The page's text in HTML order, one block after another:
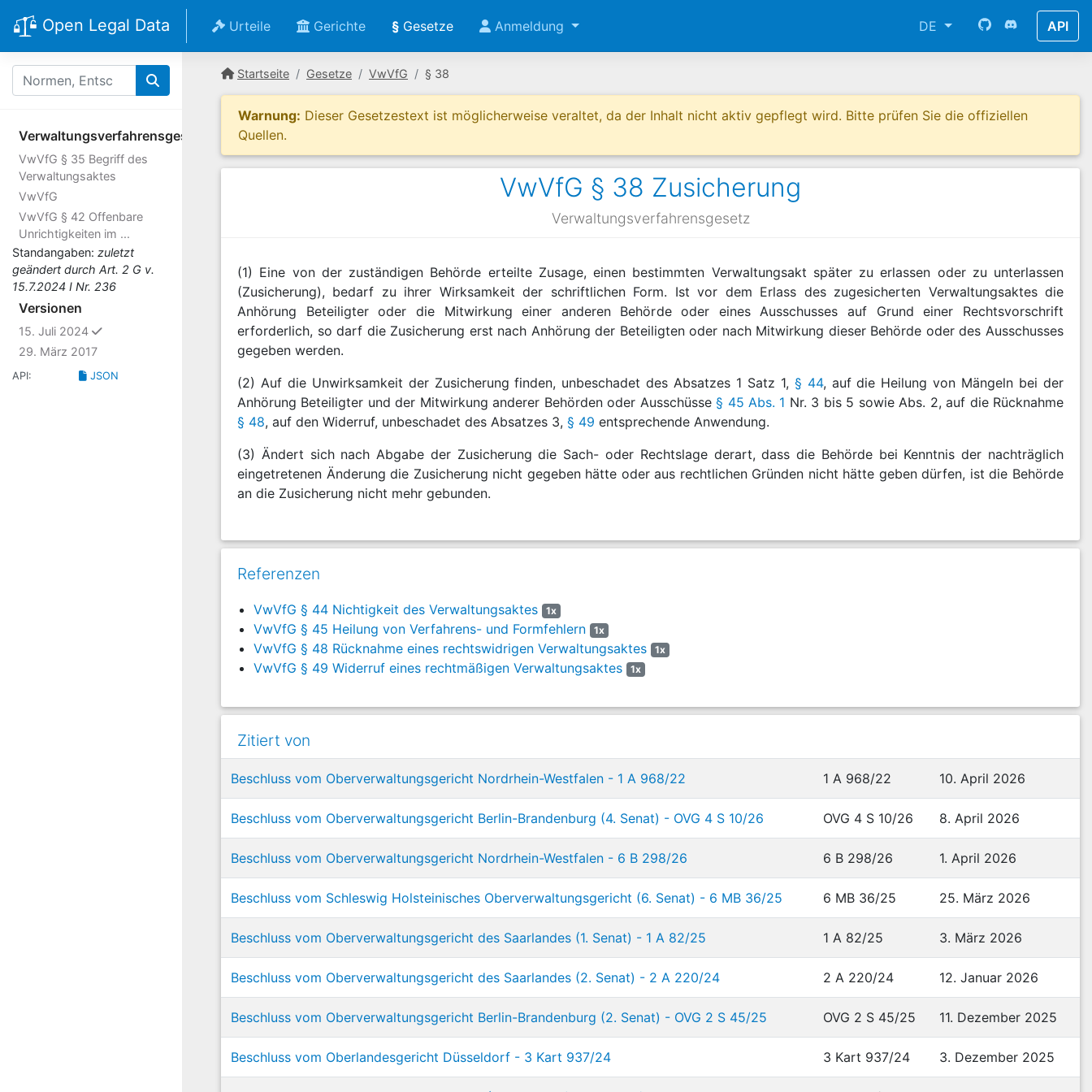
Open Legal Data Urteile Gerichte § Gesetze Anmeldung DE API
Verwaltungsverfahrensgesetz
VwVfG § 35 Begriff des
Verwaltungsaktes
VwVfG
VwVfG § 42 Offenbare
Unrichtigkeiten im ...
Standangaben: zuletzt
geändert durch Art. 2 G v.
15.7.2024 I Nr. 236
Versionen
15. Juli 2024
ausgewählt
29. März 2017
API: JSON
Startseite Gesetze VwVfG § 38
Warnung: Dieser Gesetzestext ist möglicherweise veraltet, da der Inhalt nicht aktiv gepflegt wird. Bitte prüfen Sie die offiziellen
Quellen.
VwVfG § 38 Zusicherung
Verwaltungsverfahrensgesetz
(1) Eine von der zuständigen Behörde erteilte Zusage, einen bestimmten Verwaltungsakt später zu erlassen oder zu unterlassen
(Zusicherung), bedarf zu ihrer Wirksamkeit der schriftlichen Form. Ist vor dem Erlass des zugesicherten Verwaltungsaktes die
Anhörung Beteiligter oder die Mitwirkung einer anderen Behörde oder eines Ausschusses auf Grund einer Rechtsvorschrift
erforderlich, so darf die Zusicherung erst nach Anhörung der Beteiligten oder nach Mitwirkung dieser Behörde oder des Ausschusses
gegeben werden.
(2) Auf die Unwirksamkeit der Zusicherung finden, unbeschadet des Absatzes 1 Satz 1, § 44, auf die Heilung von Mängeln bei der
Anhörung Beteiligter und der Mitwirkung anderer Behörden oder Ausschüsse§ 45 Abs. 1 Nr. 3 bis 5 sowie Abs. 2, auf die Rücknahme
§ 48, auf den Widerruf, unbeschadet des Absatzes 3, § 49 entsprechende Anwendung.
(3) Ändert sich nach Abgabe der Zusicherung die Sach- oder Rechtslage derart, dass die Behörde bei Kenntnis der nachträglich
eingetretenen Änderung die Zusicherung nicht gegeben hätte oder aus rechtlichen Gründen nicht hätte geben dürfen, ist die Behörde
an die Zusicherung nicht mehr gebunden.
Referenzen
VwVfG § 44 Nichtigkeit des Verwaltungsaktes 1x
VwVfG § 45 Heilung von Verfahrens- und Formfehlern 1x
VwVfG § 48 Rücknahme eines rechtswidrigen Verwaltungsaktes 1x
VwVfG § 49 Widerruf eines rechtmäßigen Verwaltungsaktes 1x
Zitiert von
Beschluss vom Oberverwaltungsgericht Nordrhein-Westfalen - 1 A 968/22 1 A 968/22 10. April 2026
Beschluss vom Oberverwaltungsgericht Berlin-Brandenburg (4. Senat) - OVG 4 S 10/26 OVG 4 S 10/26 8. April 2026
Beschluss vom Oberverwaltungsgericht Nordrhein-Westfalen - 6 B 298/26 6 B 298/26 1. April 2026
Beschluss vom Schleswig Holsteinisches Oberverwaltungsgericht (6. Senat) - 6 MB 36/25 6 MB 36/25 25. März 2026
Beschluss vom Oberverwaltungsgericht des Saarlandes (1. Senat) - 1 A 82/25 1 A 82/25 3. März 2026
Beschluss vom Oberverwaltungsgericht des Saarlandes (2. Senat) - 2 A 220/24 2 A 220/24 12. Januar 2026
Beschluss vom Oberverwaltungsgericht Berlin-Brandenburg (2. Senat) - OVG 2 S 45/25 OVG 2 S 45/25 11. Dezember 2025
Beschluss vom Oberlandesgericht Düsseldorf - 3 Kart 937/24 3 Kart 937/24 3. Dezember 2025